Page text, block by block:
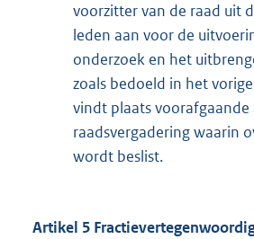
voorzitter van de raad uit
leden aan voor de
onderzoek en het
zoals bedoeld in het
vindt plaats voorafgaande
raadsvergadering waarin
wordt beslist.
Artikel 5